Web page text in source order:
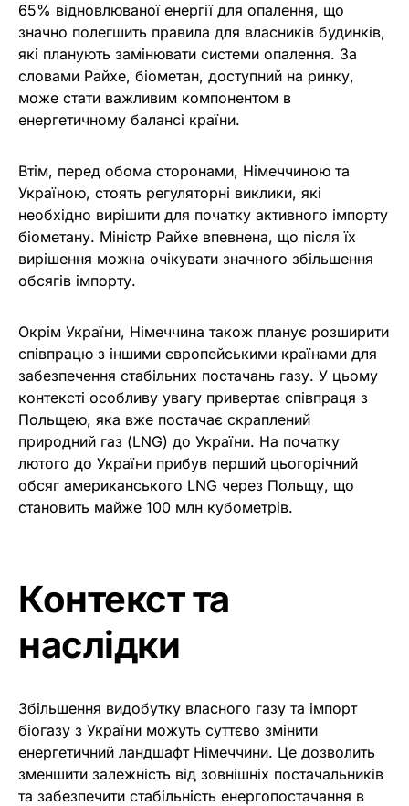
65% відновлюваної енергії для опалення, що
значно полегшить правила для власників будинків,
які планують замінювати системи опалення. За
словами Райхе, біометан, доступний на ринку,
може стати важливим компонентом в
енергетичному балансі країни.
Втім, перед обома сторонами, Німеччиною та
Україною, стоять регуляторні виклики, які
необхідно вирішити для початку активного імпорту
біометану. Міністр Райхе впевнена, що після їх
вирішення можна очікувати значного збільшення
обсягів імпорту.
Окрім України, Німеччина також планує розширити
співпрацю з іншими європейськими країнами для
забезпечення стабільних постачань газу. У цьому
контексті особливу увагу привертає співпраця з
Польщею, яка вже постачає скраплений
природний газ (LNG) до України. На початку
лютого до України прибув перший цьогорічний
обсяг американського LNG через Польщу, що
становить майже 100 млн кубометрів.
Контекст та
наслідки
Збільшення видобутку власного газу та імпорт
біогазу з України можуть суттєво змінити
енергетичний ландшафт Німеччини. Це дозволить
зменшити залежність від зовнішніх постачальників
та забезпечити стабільність енергопостачання в